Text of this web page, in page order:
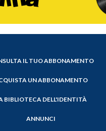
IL TUO ABBONAMENTO
UN ABBONAMENTO
BIBLIOTECA DELL'IDENTITÀ
ANNUNCI